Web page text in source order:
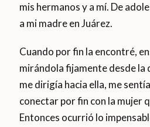
mis hermanos y a mí. De
a mi madre en Juárez.
Cuando por fin la encontré,
mirándola fijamente desde la
me dirigía hacia ella, me
conectar por fin con la mujer
Entonces ocurrió lo